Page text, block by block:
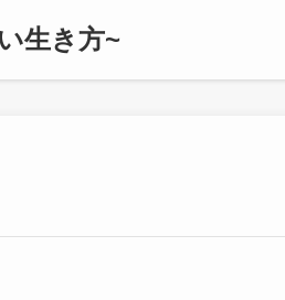
生き方~